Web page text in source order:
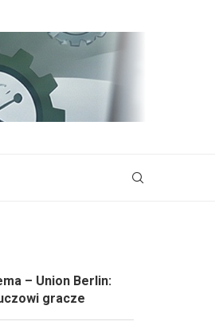
– Union Berlin:
gracze